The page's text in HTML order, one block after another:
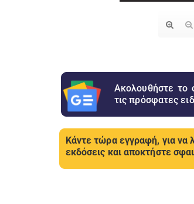
Ακολουθήστε το
τις πρόσφατες
Κάντε τώρα εγγραφή, για να
εκδόσεις και αποκτήστε